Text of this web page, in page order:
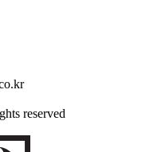
reserved